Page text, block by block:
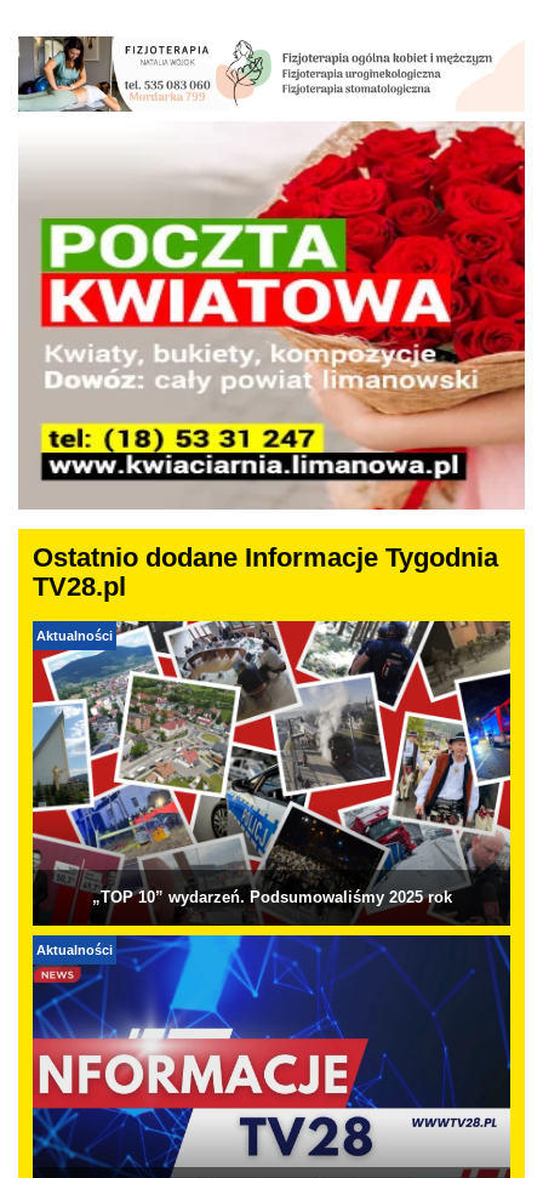
Ostatnio dodane Informacje Tygodnia
TV28.pl
Aktualności
„TOP 10” wydarzeń. Podsumowaliśmy 2025 rok
Aktualności